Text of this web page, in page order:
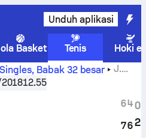
Unduh aplikasi
Basket Tenis
Hoki es
, Babak 32 besar
J.
Barranco Cosano
12.55
6
7
4
6
0
2